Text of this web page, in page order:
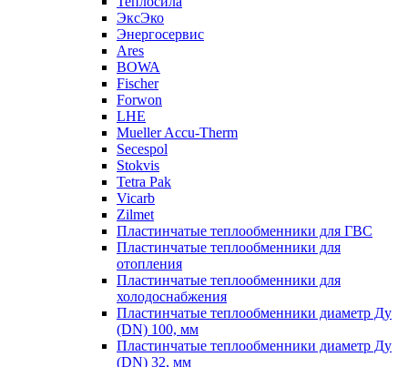
ЭксЭко
Энергосервис
Ares
BOWA
Fischer
Forwon
LHE
Mueller Accu-Therm
Secespol
Stokvis
Tetra Pak
Vicarb
Zilmet
Пластинчатые теплообменники для ГВС
Пластинчатые теплообменники для
отопления
Пластинчатые теплообменники для
холодоснабжения
Пластинчатые теплообменники диаметр Ду
(DN) 100, мм
Пластинчатые теплообменники диаметр Ду
(DN) 32, мм